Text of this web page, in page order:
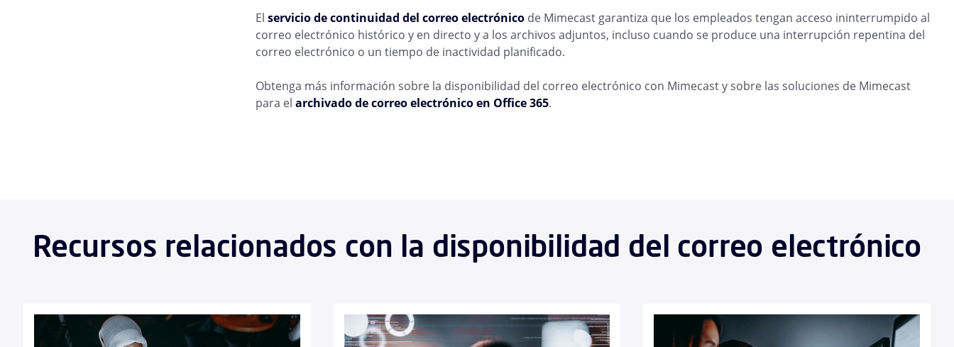
El servicio de continuidad del correo electrónicode Mimecast garantiza que los empleados tengan acceso ininterrumpido al
correo electrónico histórico y en directo y a los archivos adjuntos, incluso cuando se produce una interrupción repentina del
correo electrónico o un tiempo de inactividad planificado.
Obtenga más información sobre la disponibilidad del correo electrónico con Mimecast y sobre las soluciones de Mimecast
para el archivado de correo electrónico en Office 365.
Recursos relacionados con la disponibilidad del correo electrónico